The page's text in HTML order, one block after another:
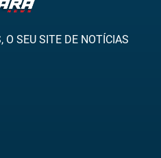
O SEU SITE DE NOTÍCIAS